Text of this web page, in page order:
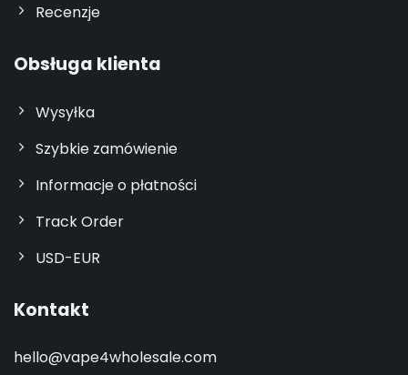
Recenzje
Obsługa klienta
Wysyłka
Szybkie zamówienie
Informacje o płatności
Track Order
USD-EUR
Kontakt
hello@vape4wholesale.com